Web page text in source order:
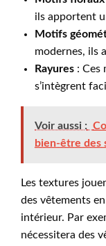
ils apportent
Motifs
modernes, ils
Rayures : Ces
s’intègrent
Voir aussi :
bien-être des
Les textures
des vêtements
intérieur. Par
nécessitera des